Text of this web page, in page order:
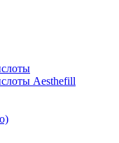
Aesthefill